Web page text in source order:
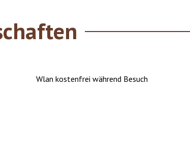
Wlan kostenfrei während Besuch